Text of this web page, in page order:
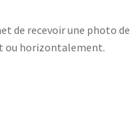
de recevoir une photo de
ou horizontalement.